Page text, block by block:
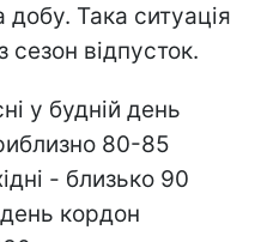
Така ситуація
сезон відпусток.
у будній день
80-85
- близько 90
кордон